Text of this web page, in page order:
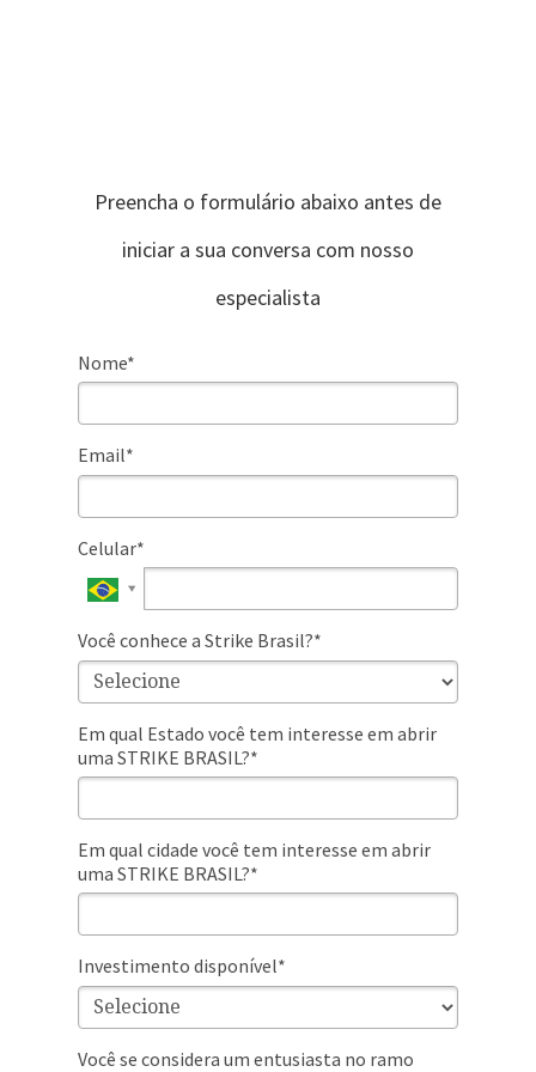
Preencha o formulário abaixo antes de
iniciar a sua conversa com nosso
especialista
Nome*
Email*
Celular*
Você conhece a Strike Brasil?*
Em qual Estado você tem interesse em abrir
uma STRIKE BRASIL?*
Em qual cidade você tem interesse em abrir
uma STRIKE BRASIL?*
Investimento disponível*
Você se considera um entusiasta no ramo